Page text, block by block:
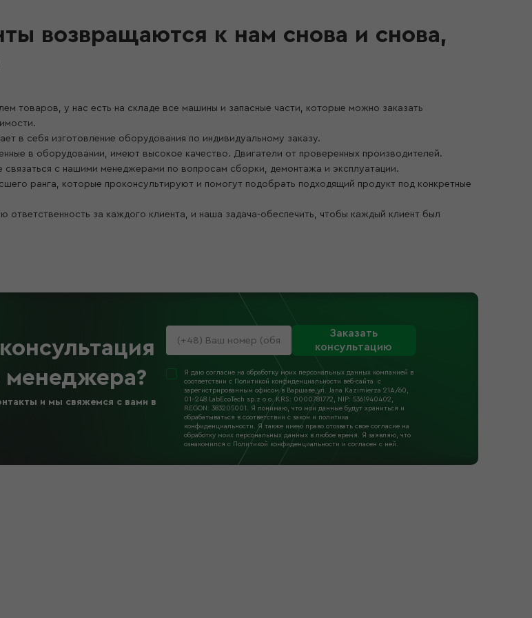
возвращаются к нам снова и снова,
товаров, у нас есть на складе все машины и запасные части, которые можно заказать
в себя изготовление оборудования по индивидуальному заказу.
в оборудовании, имеют высокое качество. Двигатели от проверенных производителей.
с нашими менеджерами по вопросам сборки, демонтажа и эксплуатации.
ранга, которые проконсультируют и помогут подобрать подходящий продукт под конкретные
за каждого клиента, и наша задача-обеспечить, чтобы каждый клиент был
менеджера?
и мы свяжемся с вами в
Заказать
консультацию
Я даю согласие на обработку моих персональных данных компанией в
соответствии с Политикой конфиденциальности веб-сайта с
зарегистрированным офисом в Варшаве,ул. Jana Kazimierza 21A/60,
01-248.LabEcoTech sp.z o.o. KRS: 0000781772, NIP: 5361940402,
REGON: 383205001. Я понимаю, что мои данные будут храниться и
обрабатываться в соответствии с закон и политика
конфиденциальности. Я также имею право отозвать свое согласие на
обработку моих персональных данных в любое время. Я заявляю, что
ознакомился с Политикой конфиденциальности и согласен с ней.